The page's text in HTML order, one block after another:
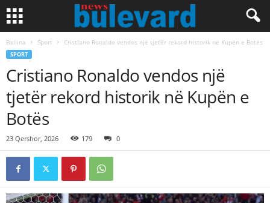
Ballina Sport Cristiano Ronaldo vendos një tjetër rekord historik në Kupën e Botës
SPORT
Cristiano Ronaldo vendos një
tjetër rekord historik në Kupën e
Botës
23 Qershor, 2026 179 0